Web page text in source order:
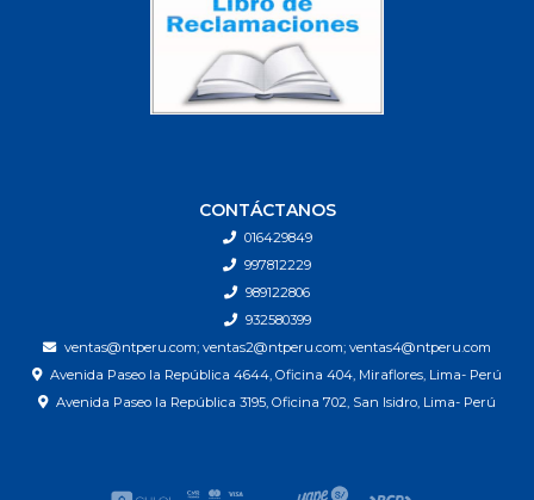
CONTÁCTANOS
016429849
997812229
989122806
932580399
ventas@ntperu.com; ventas2@ntperu.com; ventas4@ntperu.com
Avenida Paseo la República 4644, Oficina 404, Miraflores, Lima- Perú
Avenida Paseo la República 3195, Oficina 702, San Isidro, Lima- Perú